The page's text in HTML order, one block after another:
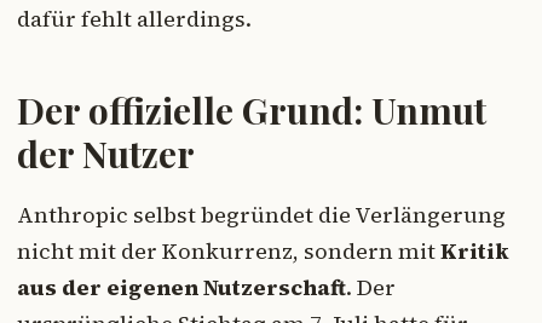
dafür fehlt allerdings.
Der offizielle Grund: Unmut
der Nutzer
Anthropic selbst begründet die Verlängerung
nicht mit der Konkurrenz, sondern mitKritik
aus der eigenen Nutzerschaft. Der